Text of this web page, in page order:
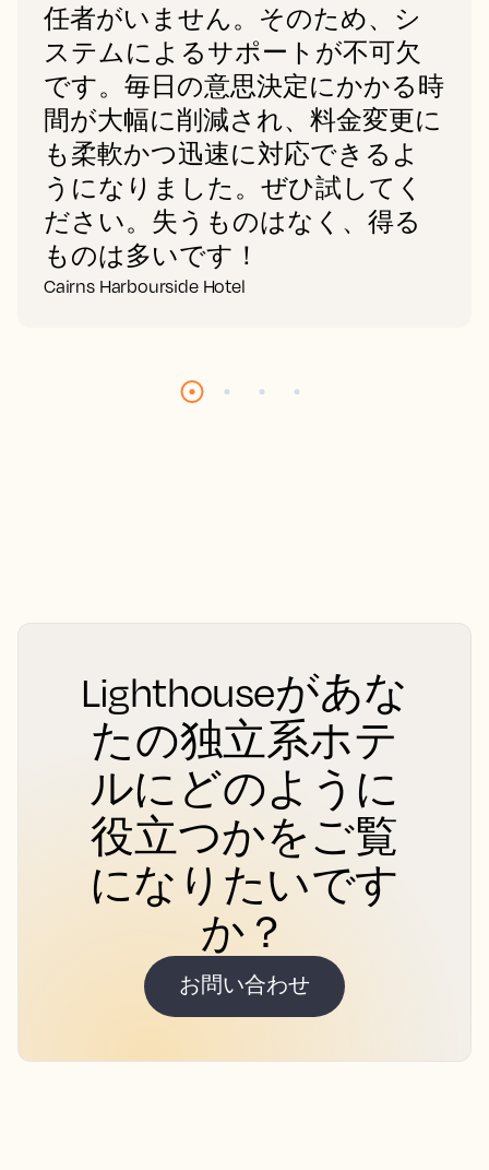
任者がいません。そのため、シ
ステムによるサポートが不可欠
です。毎日の意思決定にかかる時
間が大幅に削減され、料金変更に
も柔軟かつ迅速に対応できるよ
うになりました。ぜひ試してく
ださい。失うものはなく、得る
ものは多いです！
Cairns Harbourside Hotel
Lighthouseがあな
たの独立系ホテ
ルにどのように
役立つかをご覧
になりたいです
か？
お問い合わせ